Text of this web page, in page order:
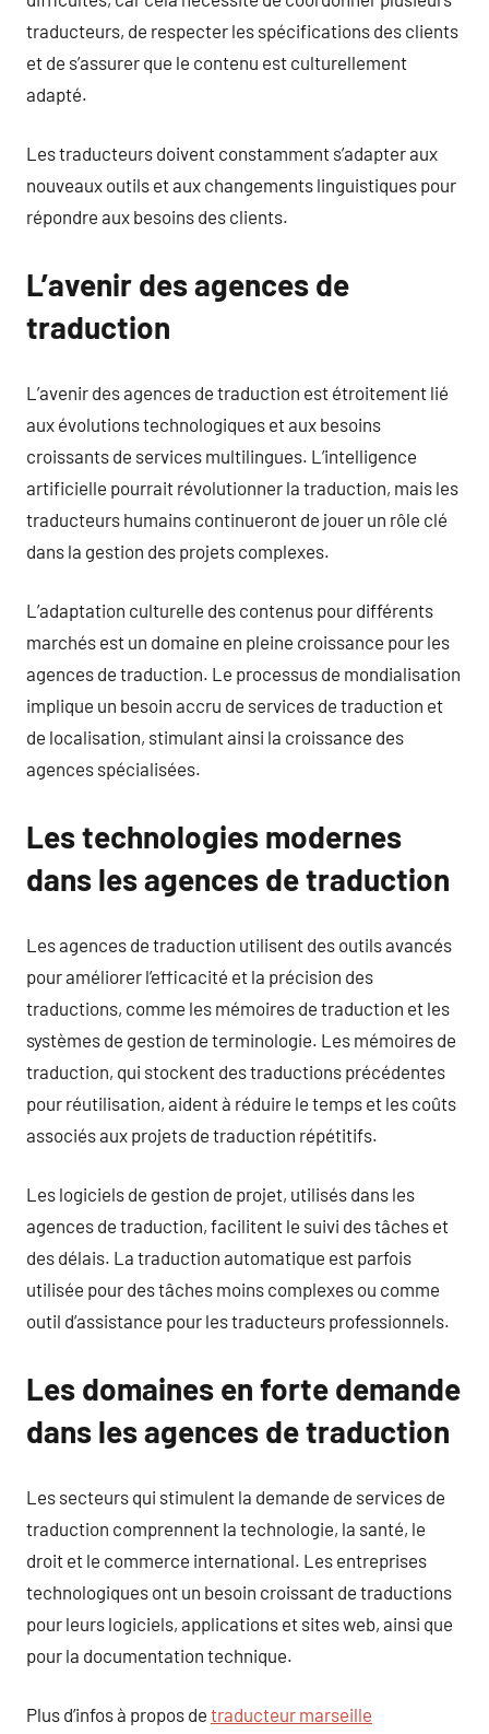
traducteurs, de respecter les spécifications des clients
et de s’assurer que le contenu est culturellement
adapté.
Les traducteurs doivent constamment s’adapter aux
nouveaux outils et aux changements linguistiques pour
répondre aux besoins des clients.
L’avenir des agences de
traduction
L’avenir des agences de traduction est étroitement lié
aux évolutions technologiques et aux besoins
croissants de services multilingues. L’intelligence
artificielle pourrait révolutionner la traduction, mais les
traducteurs humains continueront de jouer un rôle clé
dans la gestion des projets complexes.
L’adaptation culturelle des contenus pour différents
marchés est un domaine en pleine croissance pour les
agences de traduction. Le processus de mondialisation
implique un besoin accru de services de traduction et
de localisation, stimulant ainsi la croissance des
agences spécialisées.
Les technologies modernes
dans les agences de traduction
Les agences de traduction utilisent des outils avancés
pour améliorer l’efficacité et la précision des
traductions, comme les mémoires de traduction et les
systèmes de gestion de terminologie. Les mémoires de
traduction, qui stockent des traductions précédentes
pour réutilisation, aident à réduire le temps et les coûts
associés aux projets de traduction répétitifs.
Les logiciels de gestion de projet, utilisés dans les
agences de traduction, facilitent le suivi des tâches et
des délais. La traduction automatique est parfois
utilisée pour des tâches moins complexes ou comme
outil d’assistance pour les traducteurs professionnels.
Les domaines en forte demande
dans les agences de traduction
Les secteurs qui stimulent la demande de services de
traduction comprennent la technologie, la santé, le
droit et le commerce international. Les entreprises
technologiques ont un besoin croissant de traductions
pour leurs logiciels, applications et sites web, ainsi que
pour la documentation technique.
Plus d’infos à propos de traducteur marseille